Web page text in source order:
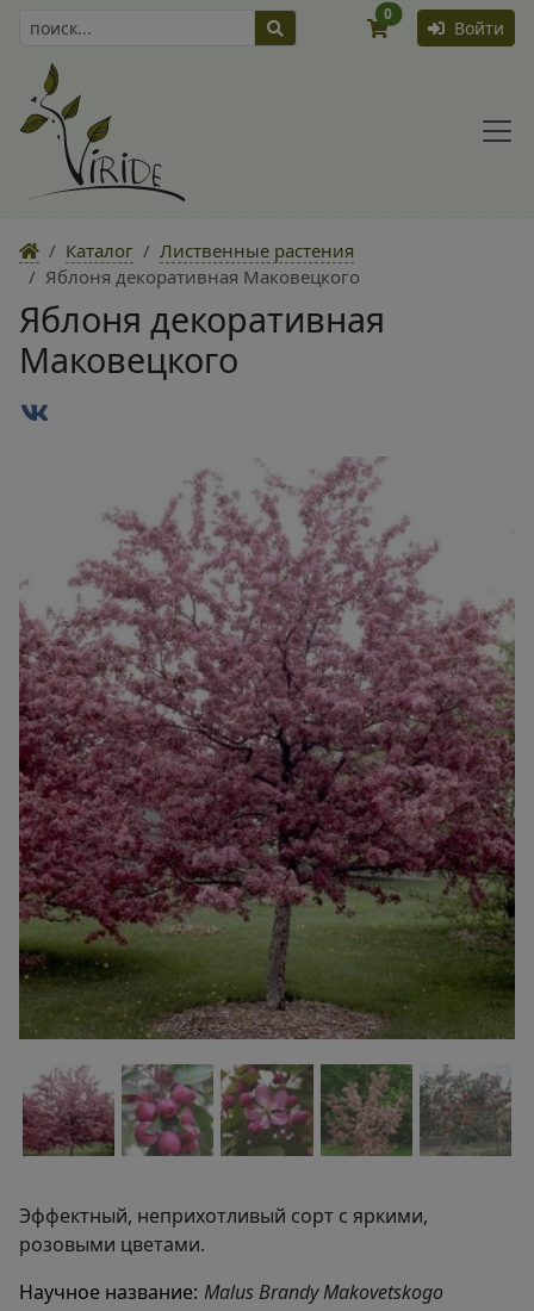
0
Войти
Каталог
Лиственные растения
Яблоня декоративная Маковецкого
Яблоня декоративная
Маковецкого
Эффектный, неприхотливый сорт с яркими,
розовыми цветами.
Научное название: Malus Brandy Makovetskogo